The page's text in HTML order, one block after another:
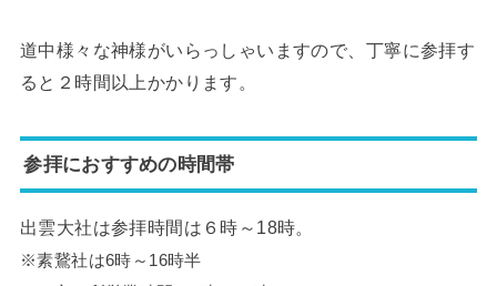
道中様々な神様がいらっしゃいますので、丁寧に参拝す
ると２時間以上かかります。
参拝におすすめの時間帯
出雲大社は参拝時間は６時～18時。
※素鵞社は6時～16時半